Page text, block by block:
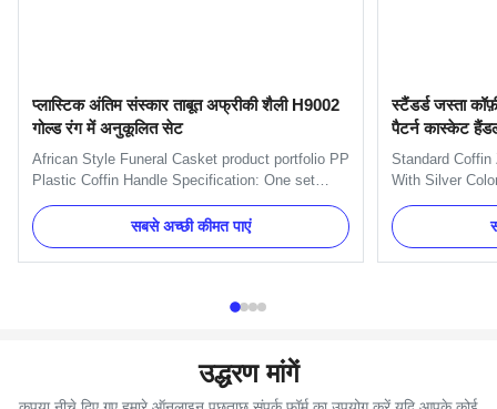
प्लास्टिक अंतिम संस्कार ताबूत अफ्रीकी शैली H9002
गोल्ड रंग में अनुकूलित सेट
African Style Funeral Casket product portfolio PP
Plastic Coffin Handle Specification: One set
include 6pcs handles, 1pcs RIP, 1pcs flower,
1pcs crucifix and 4pcs screws and 4pcs
brackets. Item Name TX-Model H9002 Set
Material Plastic (PP) Color Gold, silver, copper,
सबसे अच्छी कीमत पाएं
स्टैंडर्ड जस्ता
पैटर्न कास्केट
Standard
With Silver
H9026 handle
H9026 long
coffin. One set
handles and
उद्धरण मांगें